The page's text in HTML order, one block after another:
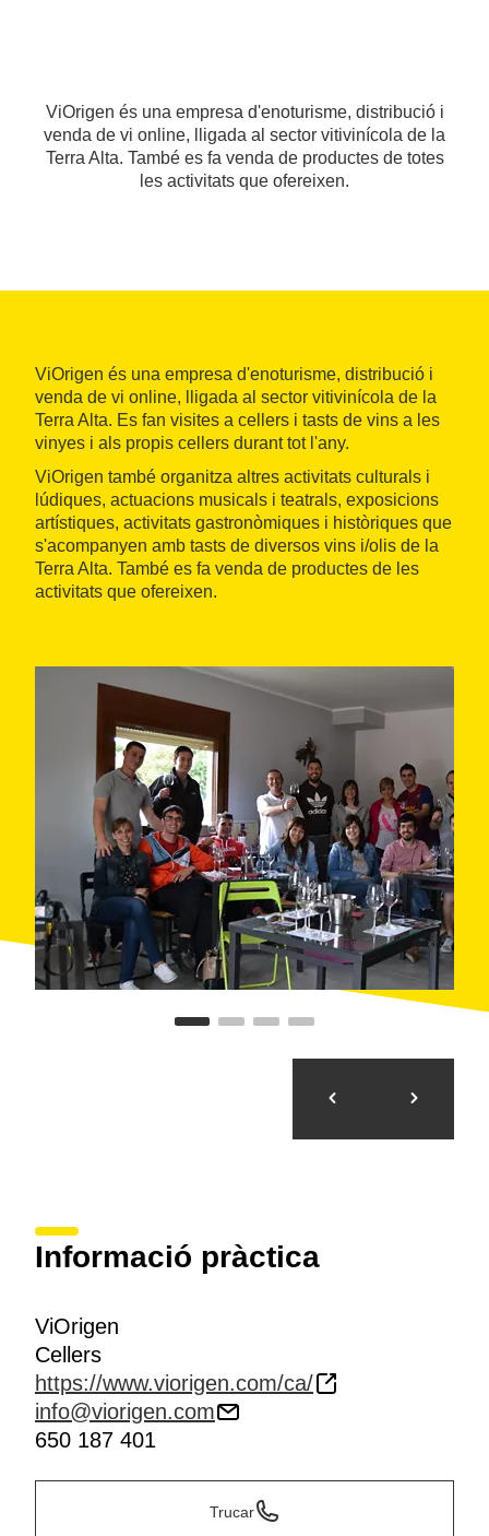
ViOrigen és una empresa d'enoturisme, distribució i
venda de vi online, lligada al sector vitivinícola de la
Terra Alta. També es fa venda de productes de totes
les activitats que ofereixen.
ViOrigen és una empresa d'enoturisme, distribució i
venda de vi online, lligada al sector vitivinícola de la
Terra Alta. Es fan visites a cellers i tasts de vins a les
vinyes i als propis cellers durant tot l'any.
ViOrigen també organitza altres activitats culturals i
lúdiques, actuacions musicals i teatrals, exposicions
artístiques, activitats gastronòmiques i històriques que
s'acompanyen amb tasts de diversos vins i/olis de la
Terra Alta. També es fa venda de productes de les
activitats que ofereixen.
Informació pràctica
ViOrigen
Cellers
https://www.viorigen.com/ca/
info@viorigen.com
650 187 401
Trucar